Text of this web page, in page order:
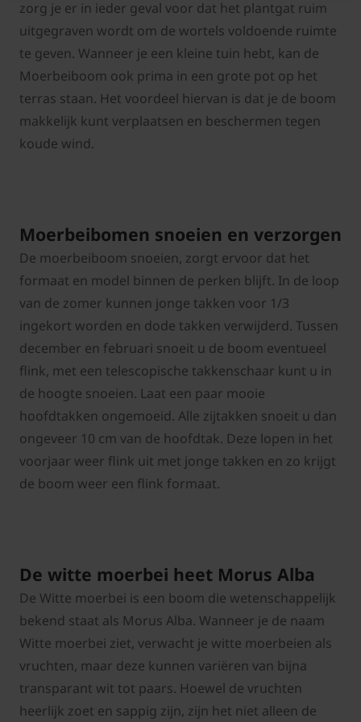
zorg je er in ieder geval voor dat het plantgat ruim
uitgegraven wordt om de wortels voldoende ruimte
te geven. Wanneer je een kleine tuin hebt, kan de
Moerbeiboom ook prima in een grote pot op het
terras staan. Het voordeel hiervan is dat je de boom
makkelijk kunt verplaatsen en beschermen tegen
koude wind.
Moerbeibomen snoeien en verzorgen
De moerbeiboom snoeien, zorgt ervoor dat het
formaat en model binnen de perken blijft. In de loop
van de zomer kunnen jonge takken voor 1/3
ingekort worden en dode takken verwijderd. Tussen
december en februari snoeit u de boom eventueel
flink, met een telescopische takkenschaar kunt u in
de hoogte snoeien. Laat een paar mooie
hoofdtakken ongemoeid. Alle zijtakken snoeit u dan
ongeveer 10 cm van de hoofdtak. Deze lopen in het
voorjaar weer flink uit met jonge takken en zo krijgt
de boom weer een flink formaat.
De witte moerbei heet Morus Alba
De Witte moerbei is een boom die wetenschappelijk
bekend staat als Morus Alba. Wanneer je de naam
Witte moerbei ziet, verwacht je witte moerbeien als
vruchten, maar deze kunnen variëren van bijna
transparant wit tot paars. Hoewel de vruchten
heerlijk zoet en sappig zijn, zijn het niet alleen de